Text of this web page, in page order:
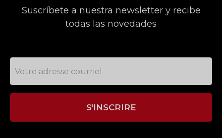
Suscríbete a nuestra newsletter y recibe
todas las novedades